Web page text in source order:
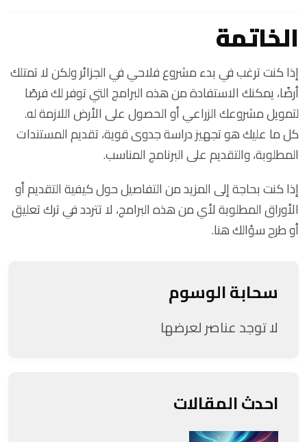
الخاتمة
إذا كنت ترغب في بدء مشروع فلاحي في الجزائر ولكن لا تمتلك
أرضًا، يمكنك الاستفادة من هذه البرامج التي توفر لك فرصًا
لتمويل مشروعك الزراعي أو الحصول على الأرض اللازمة له.
كل ما عليك هو تجهيز دراسة جدوى قوية، تقديم المستندات
المطلوبة، والتقديم على البرنامج المناسب.
إذا كنت بحاجة إلى المزيد من التفاصيل حول كيفية التقديم أو
الأوراق المطلوبة لأي من هذه البرامج، لا تتردد في ترك تعليق
أو طرح سؤالك هنا.
سحابة الوسوم
لا توجد عناصر لعرضها
احدث المقالات